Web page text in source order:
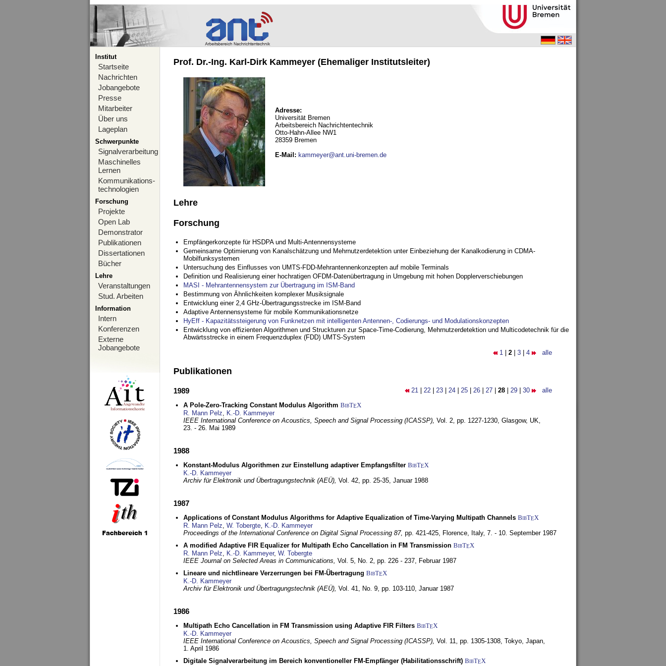
Institut
Startseite
Nachrichten
Jobangebote
Presse
Mitarbeiter
Über uns
Lageplan
Schwerpunkte
Signalverarbeitung
Maschinelles
Lernen
Kommunikations-
technologien
Forschung
Projekte
Open Lab
Demonstrator
Publikationen
Dissertationen
Bücher
Lehre
Veranstaltungen
Stud. Arbeiten
Information
Intern
Konferenzen
Externe
Jobangebote
Prof. Dr.-Ing. Karl-Dirk Kammeyer (Ehemaliger Institutsleiter)
Adresse:
Universität Bremen
Arbeitsbereich Nachrichtentechnik
Otto-Hahn-Allee NW1
28359 Bremen
E-Mail : kammeyer@ant.uni-bremen.de
Lehre
Forschung
Empfängerkonzepte für HSDPA und Multi-Antennensysteme
Gemeinsame Optimierung von Kanalschätzung und Mehrnutzerdetektion unter Einbeziehung der Kanalkodierung in CDMA-
Mobilfunksystemen
Untersuchung des Einflusses von UMTS-FDD-Mehrantennenkonzepten auf mobile Terminals
Definition und Realisierung einer hochratigen OFDM-Datenübertragung in Umgebung mit hohen Dopplerverschiebungen
MASI - Mehrantennensystem zur Übertragung im ISM-Band
Bestimmung von Ähnlichkeiten komplexer Musiksignale
Entwicklung einer 2,4 GHz-Übertragungsstrecke im ISM-Band
Adaptive Antennensysteme für mobile Kommunikationsnetze
HyEff - Kapazitätssteigerung von Funknetzen mit intelligenten Antennen-, Codierungs- und Modulationskonzepten
Entwicklung von effizienten Algorithmen und Struckturen zur Space-Time-Codierung, Mehrnutzerdetektion und Multicodetechnik für die
Abwärtsstrecke in einem Frequenzduplex (FDD) UMTS-System
1 2 3 4 alle
Publikationen
21 22 23 24 25 26 27 28 29 30 alle
1989
A Pole-Zero-Tracking Constant Modulus Algorithm BibTEX
R. Mann Pelz, K.-D. Kammeyer
IEEE International Conference on Acoustics, Speech and Signal Processing (ICASSP), Vol. 2, pp. 1227-1230, Glasgow, UK,
23. - 26. Mai 1989
1988
Konstant-Modulus Algorithmen zur Einstellung adaptiver Empfangsfilter BibTEX
K.-D. Kammeyer
Archiv für Elektronik und Übertragungstechnik (AEÜ), Vol. 42, pp. 25-35, Januar 1988
1987
Applications of Constant Modulus Algorithms for Adaptive Equalization of Time-Varying Multipath Channels BibTEX
R. Mann Pelz, W. Tobergte, K.-D. Kammeyer
Proceedings of the International Conference on Digital Signal Processing 87, pp. 421-425, Florence, Italy, 7. - 10. September 1987
A modified Adaptive FIR Equalizer for Multipath Echo Cancellation in FM Transmission BibTEX
R. Mann Pelz, K.-D. Kammeyer, W. Tobergte
IEEE Journal on Selected Areas in Communications, Vol. 5, No. 2, pp. 226 - 237, Februar 1987
Lineare und nichtlineare Verzerrungen bei FM-Übertragung BibTEX
K.-D. Kammeyer
Archiv für Elektronik und Übertragungstechnik (AEÜ), Vol. 41, No. 9, pp. 103-110, Januar 1987
1986
Multipath Echo Cancellation in FM Transmission using Adaptive FIR Filters BibTEX
K.-D. Kammeyer
IEEE International Conference on Acoustics, Speech and Signal Processing (ICASSP), Vol. 11, pp. 1305-1308, Tokyo, Japan,
1. April 1986
Digitale Signalverarbeitung im Bereich konventioneller FM-Empfänger (Habilitationsschrift) BibTEX